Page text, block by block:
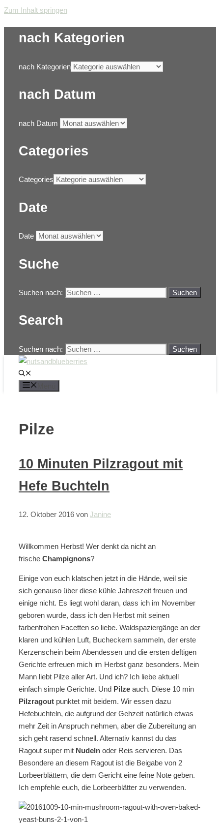
Zum Inhalt springen
nach Kategorien
nach Kategorien
nach Datum
nach Datum
Categories
Categories
Date
Date
Suche
Suchen nach:
Search
Suchen nach:
Pilze
10 Minuten Pilzragout mit
Hefe Buchteln
12. Oktober 2016 von Janine
Willkommen Herbst! Wer denkt da nicht an
frische Champignons?
Einige von euch klatschen jetzt in die Hände, weil sie
sich genauso über diese kühle Jahreszeit freuen und
einige nicht. Es liegt wohl daran, dass ich im November
geboren wurde, dass ich den Herbst mit seinen
farbenfrohen Facetten so liebe. Waldspaziergänge an der
klaren und kühlen Luft, Bucheckern sammeln, der erste
Kerzenschein beim Abendessen und die ersten deftigen
Gerichte erfreuen mich im Herbst ganz besonders. Mein
Mann liebt Pilze aller Art. Und ich? Ich liebe aktuell
einfach simple Gerichte. Und Pilze auch. Diese 10 min
Pilzragout punktet mit beidem. Wir essen dazu
Hefebuchteln, die aufgrund der Gehzeit natürlich etwas
mehr Zeit in Anspruch nehmen, aber die Zubereitung an
sich geht rasend schnell. Alternativ kannst du das
Ragout super mit Nudeln oder Reis servieren. Das
Besondere an diesem Ragout ist die Beigabe von 2
Lorbeerblättern, die dem Gericht eine feine Note geben.
Ich empfehle euch, die Lorbeerblätter zu verwenden.